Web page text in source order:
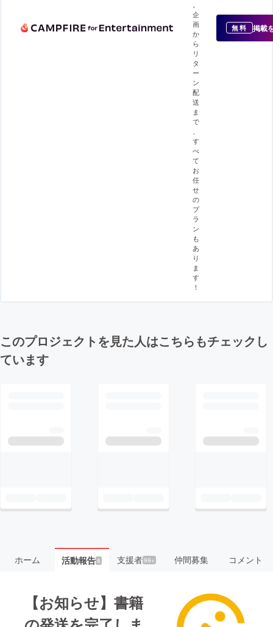
企
画
か
ら
リ
タ
ー
ン
配
送
ま
で
す
べ
て
お
任
せ
の
プ
ラ
ン
も
あ
り
ま
す
！
無料 掲載
このプロジェクトを見た人はこちらもチェックし
ています
ホーム 活動報告8 支援者99+ 仲間募集 コメント
【お知らせ】書籍